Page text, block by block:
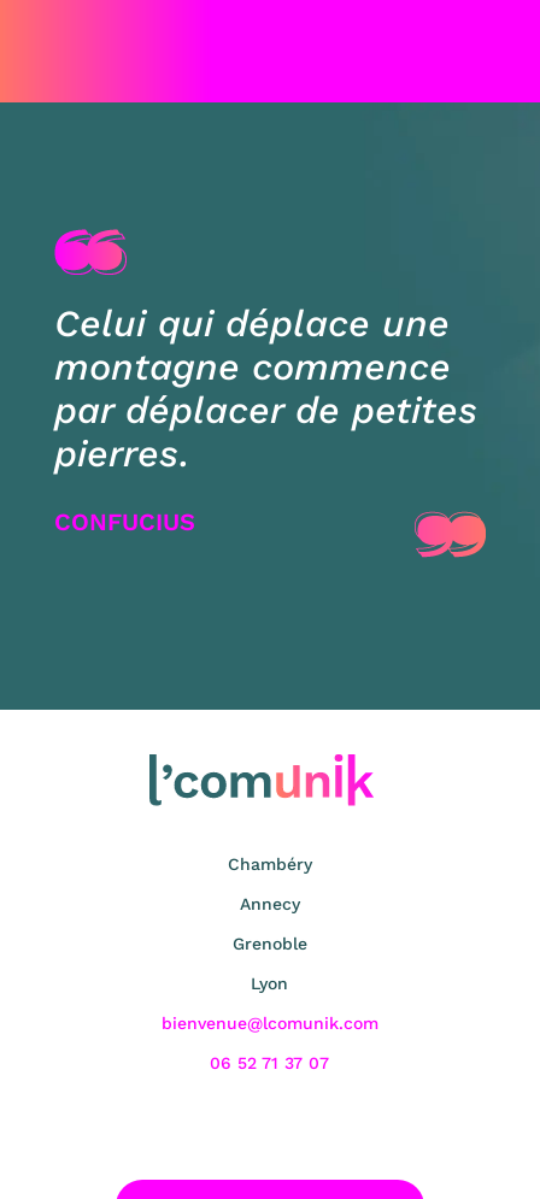
Celui qui déplace une
montagne commence
par déplacer de petites
pierres.
CONFUCIUS
Chambéry
Annecy
Grenoble
Lyon
bienvenue@lcomunik.com
06 52 71 37 07